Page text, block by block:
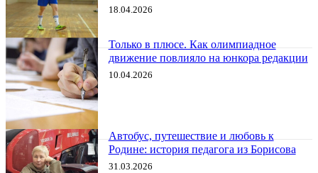
18.04.2026
Только в плюсе. Как олимпиадное
движение повлияло на юнкора редакции
10.04.2026
Автобус, путешествие и любовь к
Родине: история педагога из Борисова
31.03.2026